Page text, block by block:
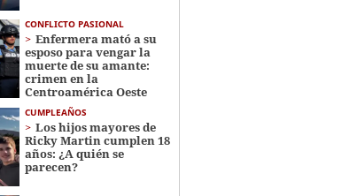
CONFLICTO PASIONAL
Enfermera mató a su
esposo para vengar la
muerte de su amante:
crimen en la
Centroamérica Oeste
CUMPLEAÑOS
Los hijos mayores de
Ricky Martin cumplen 18
años: ¿A quién se
parecen?